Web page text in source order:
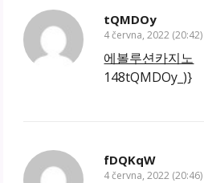
tQMDOy
4 června, 2022 (20:42)
에볼루션카지노
148tQMDOy_)}
fDQKqW
4 června, 2022 (20:46)